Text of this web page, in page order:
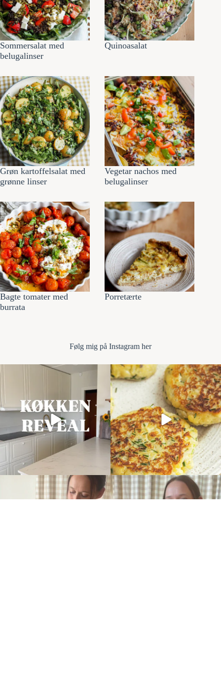
Sommersalat med
belugalinser
Quinoasalat
Grøn kartoffelsalat med
grønne linser
Vegetar nachos med
belugalinser
Bagte tomater med
burrata
Porretærte
Følg mig på Instagram her